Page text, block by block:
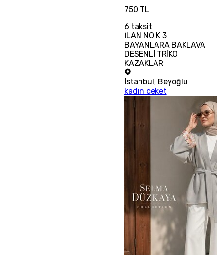
750 TL
6 taksit
İLAN NO K 3
BAYANLARA BAKLAVA
DESENLİ TRİKO
KAZAKLAR
İstanbul, Beyoğlu
kadın ceket